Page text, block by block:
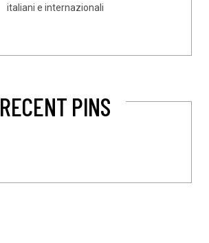
italiani e internazionali
RECENT PINS